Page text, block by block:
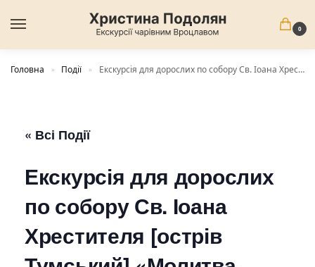
0
Головна » Події » Екскурсія для дорослих по собору Св. Іоана Хрестителя [острів Тумський] «Молитва. Влада. Камінь» 22 серпня 13:00-14:30
« Всі Події
Екскурсія для дорослих
по собору Св. Іоана
Хрестителя [острів